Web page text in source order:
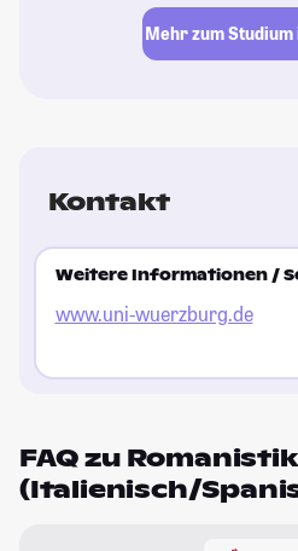
Mehr zum
Kontakt
Weitere Informationen /
www.uni-wuerzburg.de
FAQ zu Romanistik
(Italienisch/